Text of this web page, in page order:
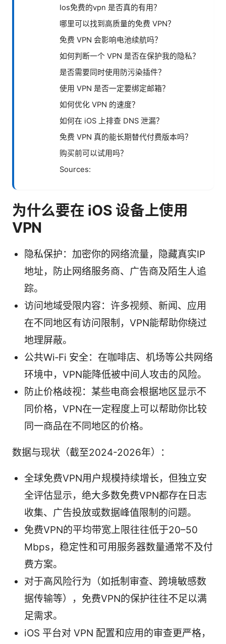
Ios免费的vpn 是否真的有用？
哪里可以找到高质量的免费 VPN？
免费 VPN 会影响电池续航吗？
如何判断一个 VPN 是否在保护我的隐私？
是否需要同时使用防污染插件？
使用 VPN 是否一定要绑定邮箱？
如何优化 VPN 的速度？
如何在 iOS 上排查 DNS 泄漏？
免费 VPN 真的能长期替代付费版本吗？
购买前可以试用吗？
Sources:
为什么要在 iOS 设备上使用
VPN
隐私保护：加密你的网络流量，隐藏真实IP
地址，防止网络服务商、广告商及陌生人追
踪。
访问地域受限内容：许多视频、新闻、应用
在不同地区有访问限制，VPN能帮助你绕过
地理屏蔽。
公共Wi‑Fi 安全：在咖啡店、机场等公共网络
环境中，VPN能降低被中间人攻击的风险。
防止价格歧视：某些电商会根据地区显示不
同价格，VPN在一定程度上可以帮助你比较
同一商品在不同地区的价格。
数据与现状（截至2024-2026年）：
全球免费VPN用户规模持续增长，但独立安
全评估显示，绝大多数免费VPN都存在日志
收集、广告投放或数据峰值限制的问题。
免费VPN的平均带宽上限往往低于20–50
Mbps，稳定性和可用服务器数量通常不及付
费方案。
对于高风险行为（如抵制审查、跨境敏感数
据传输等），免费VPN的保护往往不足以满
足需求。
iOS 平台对 VPN 配置和应用的审查更严格，